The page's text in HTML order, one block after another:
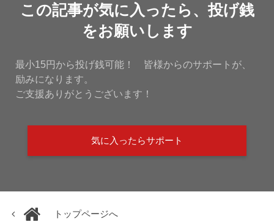
この記事が気に入ったら、投げ銭
をお願いします
最小15円から投げ銭可能！ 皆様からのサポートが、
励みになります。
ご支援ありがとうございます！
気に入ったらサポート
トップページへ